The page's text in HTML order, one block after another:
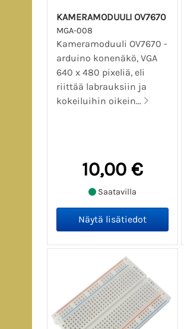
KAMERAMODUULI OV7670
MGA-008
Kameramoduuli OV7670 -
arduino konenäkö, VGA
640 x 480 pixeliä, eli
riittää labrauksiin ja
kokeiluihin oikein...
10,00 €
Saatavilla